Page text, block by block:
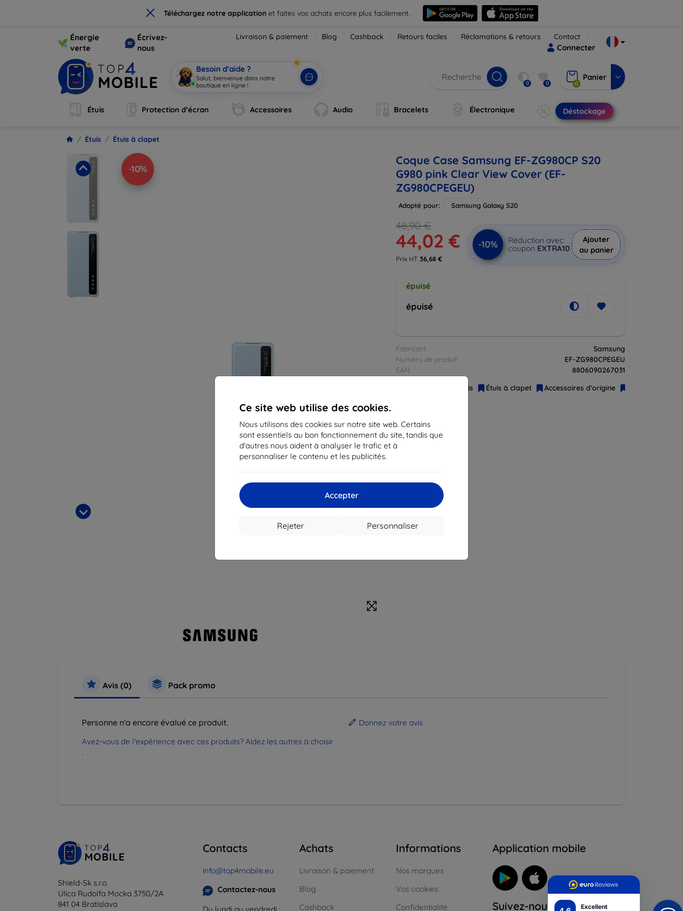
× Téléchargez notre application et faites vos achats encore plus facilement.
Excellent
Ce site web utilise des cookies.
Nous utilisons des cookies sur notre site web. Certains
sont essentiels au bon fonctionnement du site, tandis que
d'autres nous aident à analyser le trafic et à
personnaliser le contenu et les publicités.
Accepter
Personnaliser
Rejeter
Énergie
verte
Écrivez-
nous
Livraison & paiement Blog Cashback Retours faciles Réclamations & retours Contact
Connecter
Besoin d’aide ?
Salut, bienvenue dans notre
boutique en ligne !
0 0 0
Panier
Étuis Protection d’écran Accessoires Audio Bracelets Électronique Déstockage
Étuis Étuis à clapet
-10%
Coque Case Samsung EF-ZG980CP S20
G980 pink Clear View Cover (EF-
ZG980CPEGEU)
Adapté pour: Samsung Galaxy S20
48,90 €
44,02 €
Prix HT 36,68 €
-10%
Réduction avec
coupon EXTRA10
Ajouter
au panier
épuisé
épuisé
Fabricant
Samsung
Numéro de produit
EF-ZG980CPEGEU
EAN
8806090267031
Étuis Étuis à clapet Accessoires d'origine
Avis (0) Pack promo
Personne n'a encore évalué ce produit.
Avez-vous de l'expérience avec ces produits? Aidez les autres à choisir
.
Donnez votre avis
Shield-Sk s.r.o.
Ulica Rudolfa Mocka 3750/2A
841 04 Bratislava
Contacts
info@top4mobile.eu
Contactez-nous
Du lundi au vendredi :
Achats
Livraison & paiement
Blog
Cashback
Informations
Nos marques
Vos cookies
Confidentialité
Application mobile
Suivez-nous